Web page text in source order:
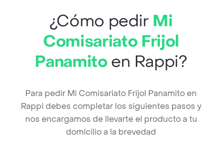
¿Cómo pedir Mi
Comisariato Frijol
Panamitoen Rappi?
Para pedir Mi Comisariato Frijol Panamito en
Rappi debes completar los siguientes pasos y
nos encargamos de llevarte el producto a tu
domicilio a la brevedad